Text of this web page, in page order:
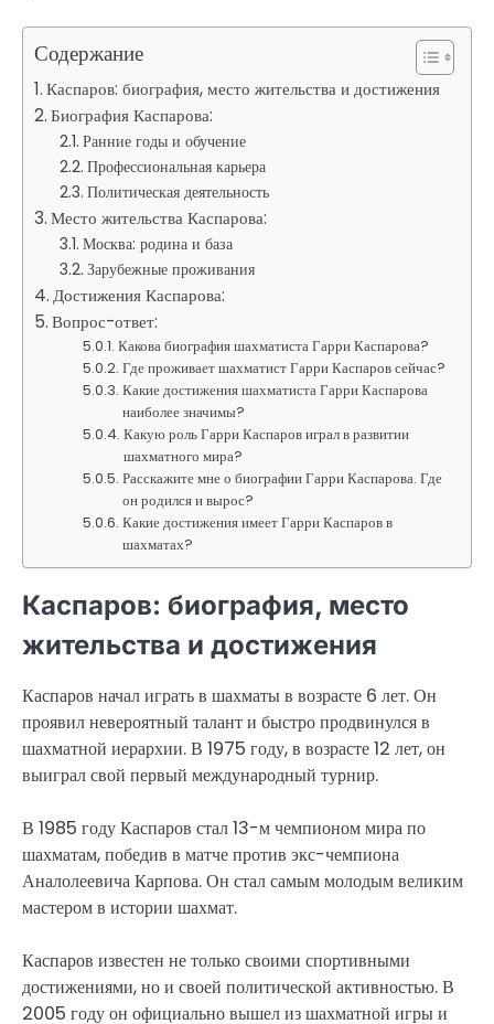
Содержание
Каспаров: биография, место жительства и достижения
Биография Каспарова:
Ранние годы и обучение
Профессиональная карьера
Политическая деятельность
Место жительства Каспарова:
Москва: родина и база
Зарубежные проживания
Достижения Каспарова:
Вопрос-ответ:
Какова биография шахматиста Гарри Каспарова?
Где проживает шахматист Гарри Каспаров сейчас?
Какие достижения шахматиста Гарри Каспарова
наиболее значимы?
Какую роль Гарри Каспаров играл в развитии
шахматного мира?
Расскажите мне о биографии Гарри Каспарова. Где
он родился и вырос?
Какие достижения имеет Гарри Каспаров в
шахматах?
Каспаров: биография, место
жительства и достижения
Каспаров начал играть в шахматы в возрасте 6 лет. Он
проявил невероятный талант и быстро продвинулся в
шахматной иерархии. В 1975 году, в возрасте 12 лет, он
выиграл свой первый международный турнир.
В 1985 году Каспаров стал 13-м чемпионом мира по
шахматам, победив в матче против экс-чемпиона
Аналолеевича Карпова. Он стал самым молодым великим
мастером в истории шахмат.
Каспаров известен не только своими спортивными
достижениями, но и своей политической активностью. В
2005 году он официально вышел из шахматной игры и